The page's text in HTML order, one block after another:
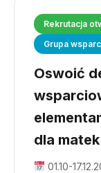
Rekrutacja
Grupa
Oswoić
dla
01.10-